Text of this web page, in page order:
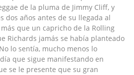
de la pluma de Jimmy Cliff, y
dos años antes de su llegada al
que un capricho de la Rolling
Richards jamás se había planteado
lo sentía, mucho menos lo
que sigue manifestando en
se le presente que su gran